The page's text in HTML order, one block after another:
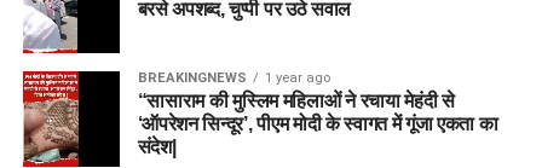
बरसे अपशब्द, चुप्पी पर उठे सवाल
BREAKINGNEWS 1 year ago
“सासाराम की मुस्लिम महिलाओं ने रचाया मेहंदी से
‘ऑपरेशन सिन्दूर’, पीएम मोदी के स्वागत में गूंजा एकता का
संदेश|